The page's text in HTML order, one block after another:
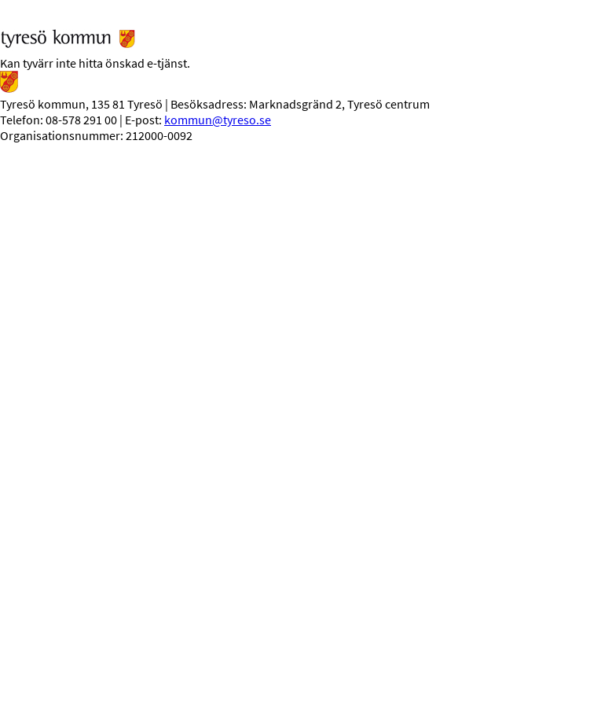
Kan tyvärr inte hitta önskad e-tjänst.
Tyresö kommun, 135 81 Tyresö | Besöksadress: Marknadsgränd 2, Tyresö centrum
Telefon: 08-578 291 00 | E-post: kommun@tyreso.se
Organisationsnummer: 212000-0092